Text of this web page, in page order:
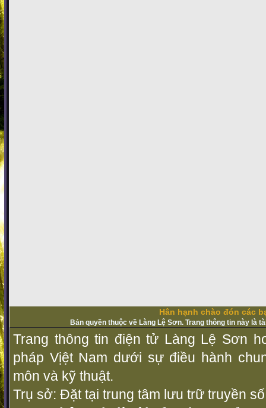
Hân hạnh chào đón các
Bản quyền thuộc về Làng Lệ Sơn. Trang thông tin này là
Trang thông tin điện tử Làng Lệ Sơn
pháp Vịệt Nam dưới sự điều hành
môn và kỹ thuật.
Trụ sở: Đặt tại trung tâm lưu trữ truyền